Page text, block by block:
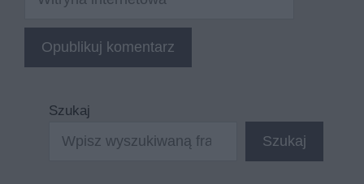
Szukaj
Szukaj